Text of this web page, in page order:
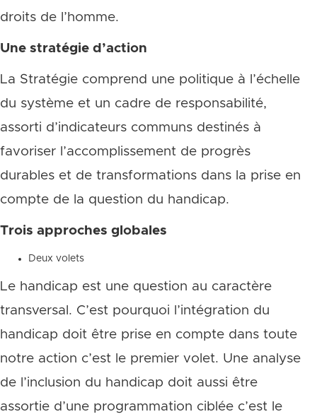
droits de l’homme.
Une stratégie d’action
La Stratégie comprend une politique à l’échelle
du système et un cadre de responsabilité,
assorti d’indicateurs communs destinés à
favoriser l’accomplissement de progrès
durables et de transformations dans la prise en
compte de la question du handicap.
Trois approches globales
Deux volets
Le handicap est une question au caractère
transversal. C’est pourquoi l’intégration du
handicap doit être prise en compte dans toute
notre action c’est le premier volet. Une analyse
de l’inclusion du handicap doit aussi être
assortie d’une programmation ciblée c’est le